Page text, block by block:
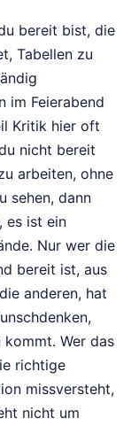
bereit bist, die
Tabellen zu
im Feierabend
Kritik hier oft
nicht bereit
arbeiten, ohne
sehen, dann
es ist ein
Nur wer die
bereit ist, aus
anderen, hat
Wer das
richtige
missversteht,
nicht um